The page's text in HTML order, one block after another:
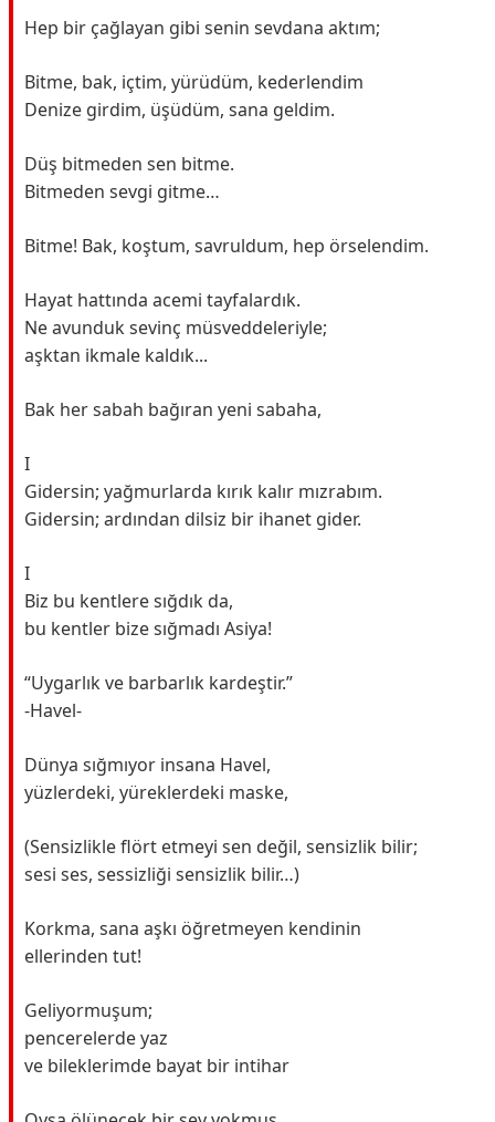
Hep bir çağlayan gibi senin sevdana aktım;
Bitme, bak, içtim, yürüdüm, kederlendim
Denize girdim, üşüdüm, sana geldim.
Düş bitmeden sen bitme.
Bitmeden sevgi gitme…
Bitme! Bak, koştum, savruldum, hep örselendim.
Hayat hattında acemi tayfalardık.
Ne avunduk sevinç müsveddeleriyle;
aşktan ikmale kaldık...
Bak her sabah bağıran yeni sabaha,
I
Gidersin; yağmurlarda kırık kalır mızrabım.
Gidersin; ardından dilsiz bir ihanet gider.
I
Biz bu kentlere sığdık da,
bu kentler bize sığmadı Asiya!
“Uygarlık ve barbarlık kardeştir.”
-Havel-
Dünya sığmıyor insana Havel,
yüzlerdeki, yüreklerdeki maske,
(Sensizlikle flört etmeyi sen değil, sensizlik bilir;
sesi ses, sessizliği sensizlik bilir…)
Korkma, sana aşkı öğretmeyen kendinin
ellerinden tut!
Geliyormuşum;
pencerelerde yaz
ve bileklerimde bayat bir intihar